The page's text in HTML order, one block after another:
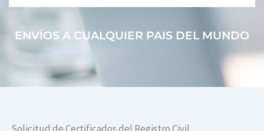
ENVÍOS A CUALQUIER PAIS DEL MUNDO